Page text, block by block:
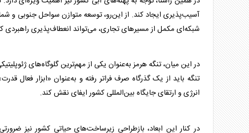
آسیب‌پذیری ایجاد کند. از این‌رو،توسعهمتوازن سواحل جنوبی و
شبکه‌ای مکمل از مسیرهای تجاری، می‌تواند انعطاف‌پذیری راهبردی
در این میان، تنگه هرمز به‌عنوان یکی از مهم‌ترین گلوگاه‌های
تنگه باید از یک گذرگاه صرف فراتر رفته و به‌عنوان «ابزار فعال
انرژی و ارتقای جایگاه بین‌المللی کشور ایفای نقش کند.
در کنار این ابعاد، بازطراحی زیرساخت‌های حیاتی کشور نیز